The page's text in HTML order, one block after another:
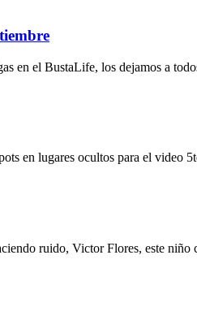
en el BustaLife, los dejamos a
en lugares ocultos para el video
ruido, Victor Flores, este niño